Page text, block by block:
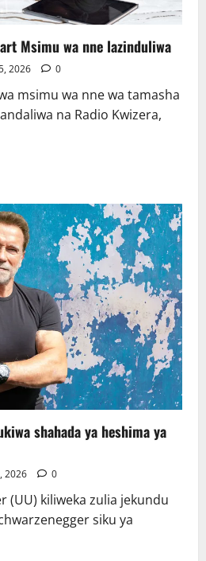
Msimu wa nne lazinduliwa
2026 0
msimu wa nne wa tamasha
na Radio Kwizera,
shahada ya heshima ya
2026 0
(UU) kiliweka zulia jekundu
siku ya